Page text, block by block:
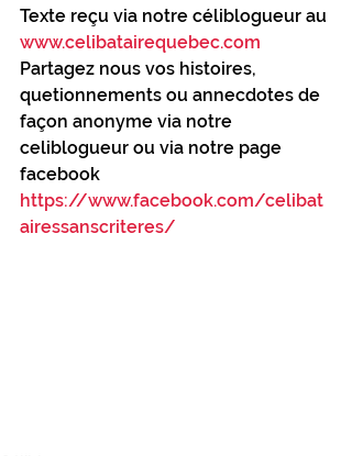
Texte reçu via notre céliblogueur au
www.celibatairequebec.com
Partagez nous vos histoires,
quetionnements ou annecdotes de
façon anonyme via notre
celiblogueur ou via notre page
facebook
https://www.facebook.com/celibat
airessanscriteres/